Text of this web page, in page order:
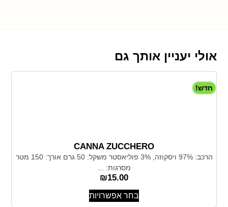
אולי יעניין אותך גם
חדש!
CANNA ZUCCHERO
הרכב: 97% ויסקוזה, 3% פוליאסטר משקל: 50 גרם אורך: 150 מטר
מסרגות: ...
₪15.00
בחר אפשרויות